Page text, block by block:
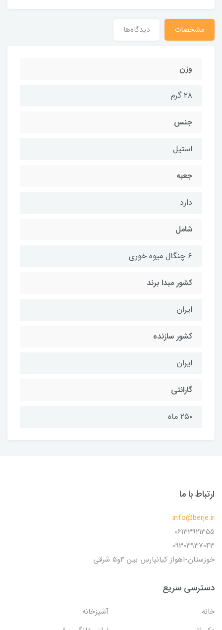
مشخصات دیدگاه‌ها
وزن
۲۸ گرم
جنس
استیل
جعبه
دارد
شامل
۶ چنگال میوه خوری
کشور مبدا برند
ایران
کشور سازنده
ایران
گارانتی
۲۵۰ ماه
ارتباط با ما
info@berje.ir
06133921355
09303937043
خوزستان-اهواز کیانپارس بین 4و5 شرقی
دسترسی سریع
خانه
آشپزخانه